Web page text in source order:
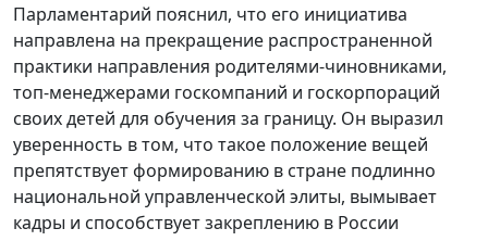
Парламентарий пояснил, что его инициатива
направлена на прекращение распространенной
практики направления родителями-чиновниками,
топ-менеджерами госкомпаний и госкорпораций
своих детей для обучения за границу. Он выразил
уверенность в том, что такое положение вещей
препятствует формированию в стране подлинно
национальной управленческой элиты, вымывает
кадры и способствует закреплению в России